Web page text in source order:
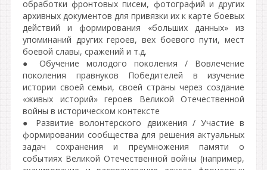
обработки фронтовых писем, фотографий и других
архивных документов для привязки их к карте боевых
действий и формирования «больших данных» из
упоминаний других героев, вех боевого пути, мест
боевой славы, сражений и т.д.
● Обучение молодого поколения / Вовлечение
поколения правнуков Победителей в изучение
истории своей семьи, своей страны через создание
«живых историй» героев Великой Отечественной
войны в историческом контексте
● Развитие волонтерского движения / Участие в
формировании сообщества для решения актуальных
задач сохранения и преумножения памяти о
событиях Великой Отечественной войны (например,